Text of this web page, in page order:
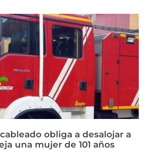
obliga a desalojar a
una mujer de 101 años